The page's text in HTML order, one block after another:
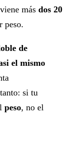
más dos 20
peso.
de
el mismo
si tu
peso, no el